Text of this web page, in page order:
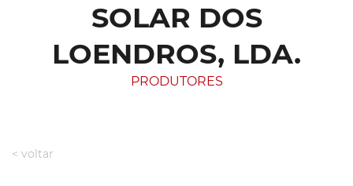
SOLAR DOS
LOENDROS, LDA.
PRODUTORES
< voltar